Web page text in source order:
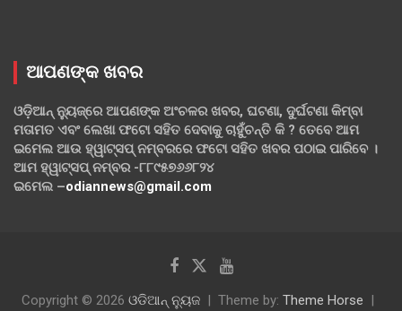
ଆପଣଙ୍କ ଖବର
ଓଡ଼ିଆନ୍ ନ୍ୟୁଜ୍‌ରେ ଆପଣଙ୍କ ଅଂଚଳର ଖବର, ଘଟଣା, ଦୁର୍ଘଟଣା କିମ୍ବା
ମତାମତ ଏବଂ ଲେଖା ଫଟୋ ସହିତ ଦେବାକୁ ଚାହୁଁଚନ୍ତି କି ? ତେବେ ଆମ
ଇମେଲ ଆଉ ହ୍ୱାଟ୍‌ସପ୍ ନମ୍ବରରେ ଫଟୋ ସହିତ ଖବର ପଠାଇ ପାରିବେ ।
ଆମ ହ୍ୱାଟ୍‌ସପ୍ ନମ୍ବର -୮୮୯୫୭୬୬୮୨୪
ଇମେଲ –odiannews@gmail.com
Copyright © 2026 ଓଡିଆନ୍ ନ୍ୟୁଜ Theme by: Theme Horse